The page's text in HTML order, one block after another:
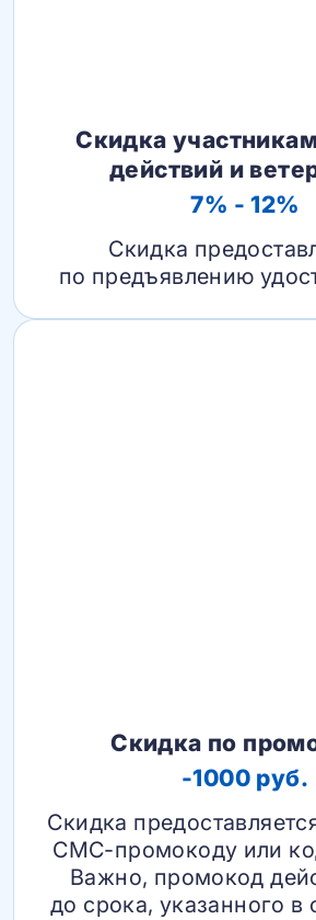
Скидка
действий и
7% - 12%
Скидка
по предъявлению
Скидка по
-1000 руб.
Скидка
СМС-промокоду или
Важно, промокод
до срока, указанного